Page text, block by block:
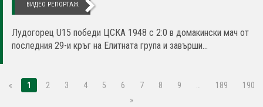
ВИДЕО РЕПОРТАЖ
Лудогорец U15 победи ЦСКА 1948 с 2:0 в домакински мач от
последния 29-и кръг на Елитната група и завърши...
« 1 2 3 4 5 6 7 8 9 189
190
»